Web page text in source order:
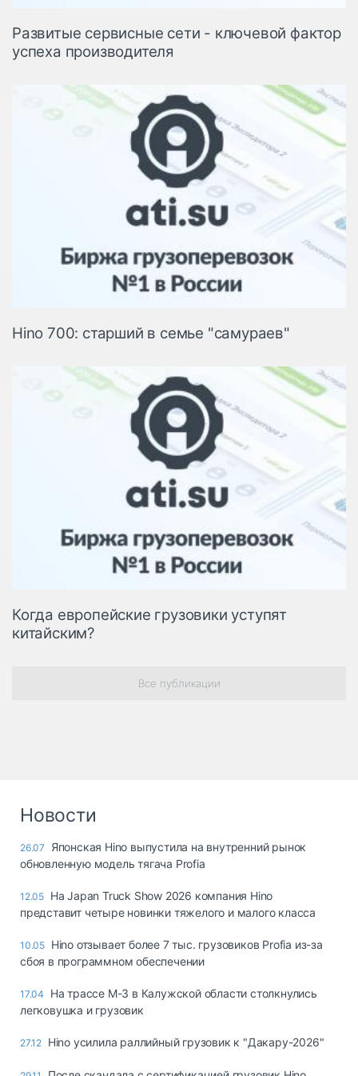
Развитые сервисные сети - ключевой фактор
успеха производителя
Hino 700: старший в семье "самураев"
Когда европейские грузовики уступят
китайским?
Все публикации
Новости
26.07
Японская Hino выпустила на внутренний рынок
обновленную модель тягача Profia
12.05 На Japan Truck Show 2026 компания Hino
представит четыре новинки тяжелого и малого класса
10.05 Hino отзывает более 7 тыс. грузовиков Profia из-за
сбоя в программном обеспечении
17.04
На трассе М-3 в Калужской области столкнулись
легковушка и грузовик
27.12 Hino усилила раллийный грузовик к "Дакару-2026"